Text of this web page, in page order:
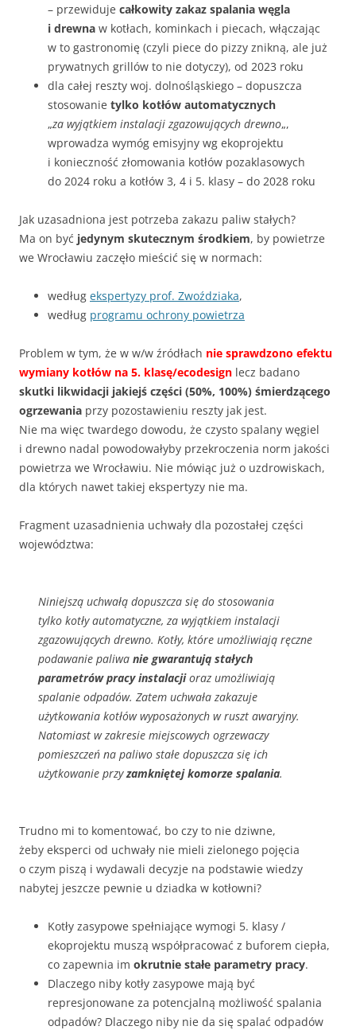
– przewiduje całkowity zakaz spalania węgla
i drewna w kotłach, kominkach i piecach, włączając
w to gastronomię (czyli piece do pizzy znikną, ale już
prywatnych grillów to nie dotyczy), od 2023 roku
dla całej reszty woj. dolnośląskiego – dopuszcza
stosowanie tylko kotłów automatycznych
„za wyjątkiem instalacji zgazowujących drewno„,
wprowadza wymóg emisyjny wg ekoprojektu
i konieczność złomowania kotłów pozaklasowych
do 2024 roku a kotłów 3, 4 i 5. klasy – do 2028 roku
Jak uzasadniona jest potrzeba zakazu paliw stałych?
Ma on być jedynym skutecznym środkiem, by powietrze
we Wrocławiu zaczęło mieścić się w normach:
według ekspertyzy prof. Zwoździaka,
według programu ochrony powietrza
Problem w tym, że w w/w źródłach nie sprawdzono efektu
wymiany kotłów na 5. klasę/ecodesign lecz badano
skutki likwidacji jakiejś części (50%, 100%) śmierdzącego
ogrzewania przy pozostawieniu reszty jak jest.
Nie ma więc twardego dowodu, że czysto spalany węgiel
i drewno nadal powodowałyby przekroczenia norm jakości
powietrza we Wrocławiu. Nie mówiąc już o uzdrowiskach,
dla których nawet takiej ekspertyzy nie ma.
Fragment uzasadnienia uchwały dla pozostałej części
województwa:
Niniejszą uchwałą dopuszcza się do stosowania
tylko kotły automatyczne, za wyjątkiem instalacji
zgazowujących drewno. Kotły, które umożliwiają ręczne
podawanie paliwa nie gwarantują stałych
parametrów pracy instalacjioraz umożliwiają
spalanie odpadów. Zatem uchwała zakazuje
użytkowania kotłów wyposażonych w ruszt awaryjny.
Natomiast w zakresie miejscowych ogrzewaczy
pomieszczeń na paliwo stałe dopuszcza się ich
użytkowanie przyzamkniętej komorze spalania.
Trudno mi to komentować, bo czy to nie dziwne,
żeby eksperci od uchwały nie mieli zielonego pojęcia
o czym piszą i wydawali decyzje na podstawie wiedzy
nabytej jeszcze pewnie u dziadka w kotłowni?
Kotły zasypowe spełniające wymogi 5. klasy /
ekoprojektu muszą współpracować z buforem ciepła,
co zapewnia im okrutnie stałe parametry pracy.
Dlaczego niby kotły zasypowe mają być
represjonowane za potencjalną możliwość spalania
odpadów? Dlaczego niby nie da się spalać odpadów